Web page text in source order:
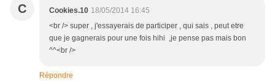
C Cookies.10 18/05/2014 16:45
<br /> super , j'essayerais de participer , qui sais , peut etre
que je gagnerais pour une fois hihi ,je pense pas mais bon
^^<br />
Répondre